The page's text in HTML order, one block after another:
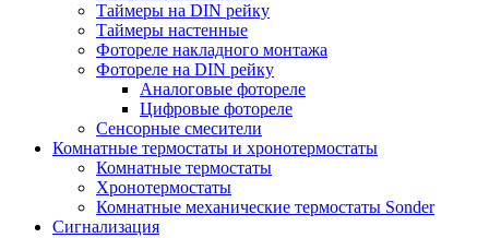
Таймеры на DIN рейку
Таймеры настенные
Фотореле накладного монтажа
Фотореле на DIN рейку
Аналоговые фотореле
Цифровые фотореле
Сенсорные смесители
Комнатные термостаты и хронотермостаты
Комнатные термостаты
Хронотермостаты
Комнатные механические термостаты Sonder
Сигнализация